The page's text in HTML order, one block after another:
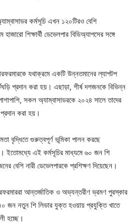
কর্মসূচি এখন ১২০টিরও বেশি
শিক্ষার্থী ডেভেলপার বিডিঅ্যাপসের সঙ্গে
যথাক্রমে একটি উন্নতমানের ল্যাপটপ
প্রদান করা হয়। এছাড়া, শীর্ষ দশজনকে বিভিন্ন
সকল অ্যাম্বাসাডরকে ২০২৪ সালে তাদের
করা হয়।
বৃদ্ধিতে গুরুত্বপূর্ণ ভূমিকা পালন করছে
ইতোমধ্যে এই কর্মসূচির মাধ্যমে ৬০ জন শি
বেশি নারী ডেভেলপারকে প্রশিক্ষণ দিয়েছেন।
আন্তর্জাতিক ও অভ্যন্তরীণ ভ্রমণ পুরস্কার
জন নতুন শি লিডার যুক্ত হওয়ায় প্রযুক্তি খাতে
হচ্ছে।